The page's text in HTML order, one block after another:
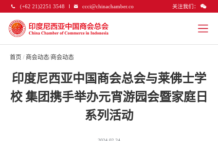
(+62 21)2251 3548 ccci@chinachamber.co 关注我们：
首页 / 商会动态/商会动态
印度尼西亚中国商会总会与莱佛士学
校 集团携手举办元宵游园会暨家庭日
系列活动